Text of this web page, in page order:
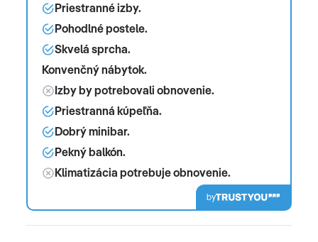
Priestranné izby.
Pohodlné postele.
Skvelá sprcha.
Konvenčný nábytok.
Izby by potrebovali obnovenie.
Priestranná kúpeľňa.
Dobrý minibar.
Pekný balkón.
Klimatizácia potrebuje obnovenie.
by